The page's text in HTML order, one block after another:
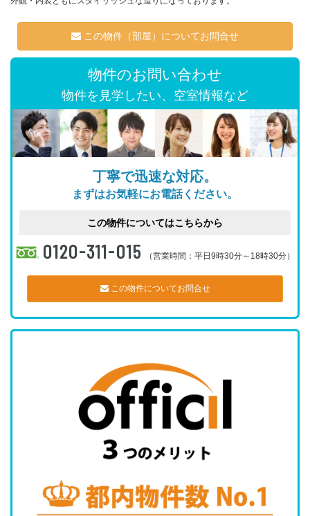
この物件（部屋）についてお問合せ
物件のお問い合わせ
物件を見学したい、空室情報など
丁寧で迅速な対応。
まずはお気軽にお電話ください。
この物件についてはこちらから
0120-311-015 （営業時間：平日9時30分～18時30分）
この物件についてお問合せ